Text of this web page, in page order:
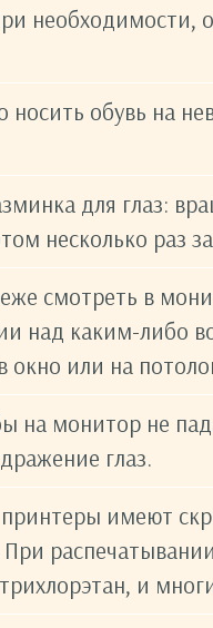
необходимости,
носить обувь на
для глаз:
несколько раз
смотреть в
над каким-либо
окно или на
на монитор не
глаз.
имеют
и